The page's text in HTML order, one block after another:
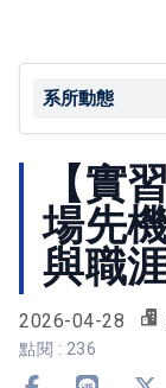
系所動態
【實
場先
與職
2026-04-28
點閱 : 236